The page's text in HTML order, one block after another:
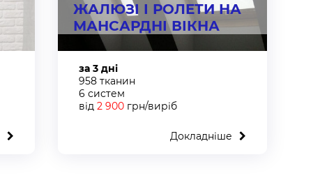
ЖАЛЮЗІ І РОЛЕТИ НА
МАНСАРДНІ ВІКНА
за 3 дні
958 тканин
6 систем
від 2 900 грн/виріб
Докладніше